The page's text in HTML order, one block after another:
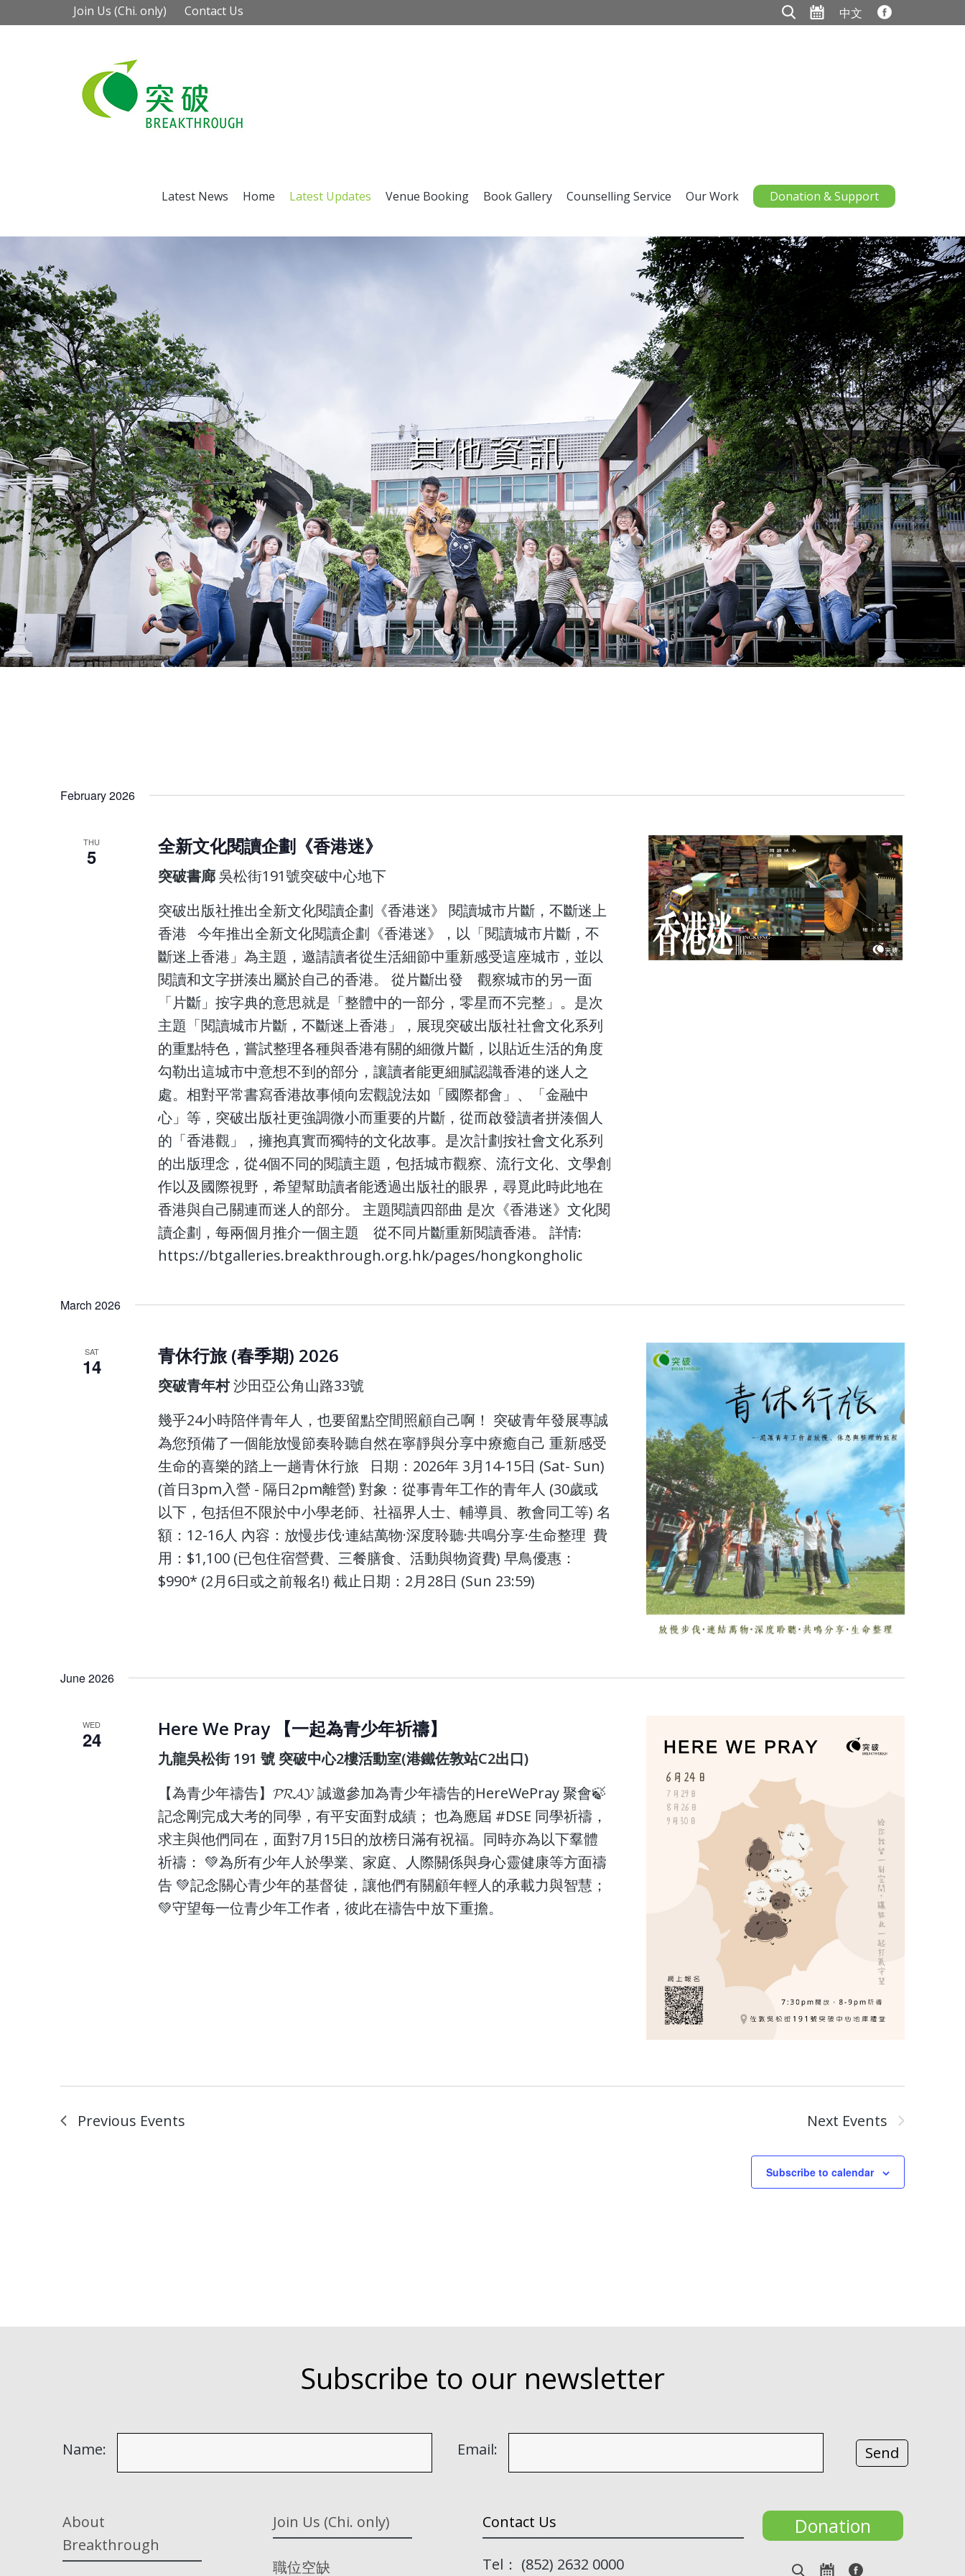
Join Us (Chi. only) Contact Us 中文
Latest News Home Latest Updates Venue Booking Book Gallery Counselling Service Our Work Donation & Support
February 2026
THU
5 全新文化閱讀企劃《香港迷》
突破書廊吳松街191號突破中心地下
突破出版社推出全新文化閱讀企劃《香港迷》 閱讀城市片斷，不斷迷上
香港 今年推出全新文化閱讀企劃《香港迷》，以「閱讀城市片斷，不
斷迷上香港」為主題，邀請讀者從生活細節中重新感受這座城市，並以
閱讀和文字拼湊出屬於自己的香港。 從片斷出發 觀察城市的另一面
「片斷」按字典的意思就是「整體中的一部分，零星而不完整」。是次
主題「閱讀城市片斷，不斷迷上香港」，展現突破出版社社會文化系列
的重點特色，嘗試整理各種與香港有關的細微片斷，以貼近生活的角度
勾勒出這城市中意想不到的部分，讓讀者能更細膩認識香港的迷人之
處。相對平常書寫香港故事傾向宏觀說法如「國際都會」、「金融中
心」等，突破出版社更強調微小而重要的片斷，從而啟發讀者拼湊個人
的「香港觀」，擁抱真實而獨特的文化故事。是次計劃按社會文化系列
的出版理念，從4個不同的閱讀主題，包括城市觀察、流行文化、文學創
作以及國際視野，希望幫助讀者能透過出版社的眼界，尋覓此時此地在
香港與自己關連而迷人的部分。 主題閱讀四部曲 是次《香港迷》文化閱
讀企劃，每兩個月推介一個主題 從不同片斷重新閱讀香港。 詳情:
https://btgalleries.breakthrough.org.hk/pages/hongkongholic
March 2026
SAT
14 青休行旅 (春季期) 2026
突破青年村沙田亞公角山路33號
幾乎24小時陪伴青年人，也要留點空間照顧自己啊！ 突破青年發展專誠
為您預備了一個能放慢節奏聆聽自然在寧靜與分享中療癒自己 重新感受
生命的喜樂的踏上一趟青休行旅 日期：2026年 3月14-15日 (Sat- Sun)
(首日3pm入營 - 隔日2pm離營) 對象：從事青年工作的青年人 (30歲或
以下，包括但不限於中小學老師、社福界人士、輔導員、教會同工等) 名
額：12-16人 內容：放慢步伐·連結萬物·深度聆聽·共鳴分享·生命整理 費
用：$1,100 (已包住宿營費、三餐膳食、活動與物資費) 早鳥優惠：
$990* (2月6日或之前報名!) 截止日期：2月28日 (Sun 23:59)
June 2026
WED
24 Here We Pray 【一起為青少年祈禱】
九龍吳松街 191 號 突破中心2樓活動室(港鐵佐敦站C2出口)
【為青少年禱告】𝓟𝓡𝓐𝓨 誠邀參加為青少年禱告的HereWePray 聚會🍃
記念剛完成大考的同學，有平安面對成績； 也為應屆 #DSE 同學祈禱，
求主與他們同在，面對7月15日的放榜日滿有祝福。同時亦為以下羣體
祈禱： 💚為所有少年人於學業、家庭、人際關係與身心靈健康等方面禱
告 💚記念關心青少年的基督徒，讓他們有關顧年輕人的承載力與智慧；
💚守望每一位青少年工作者，彼此在禱告中放下重擔。
Previous Events Next Events
Subscribe to calendar
Subscribe to our newsletter
Name: Email:
About
Breakthrough
Join Us (Chi. only)
職位空缺
Contact Us
Tel： (852) 2632 0000
Donation